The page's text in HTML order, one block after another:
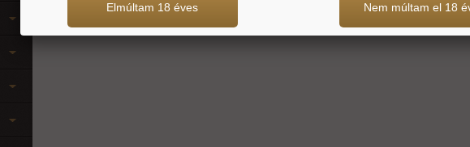
Elmúltam 18 éves Nem múltam el 18